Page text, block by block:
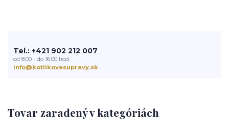
Tovar zaradený v kategóriách
Tel.: +421 902 212 007
od 8:00 - do 16:00 hod
info@kotlikovesupravy.sk